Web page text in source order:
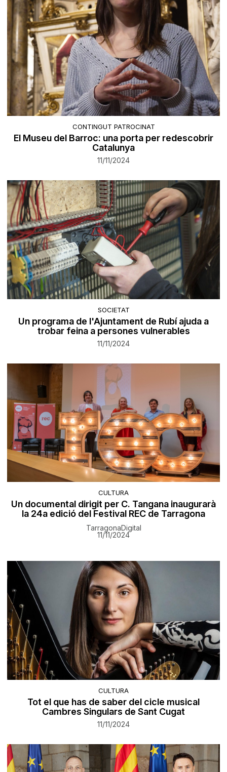
CONTINGUT PATROCINAT
El Museu del Barroc: una porta per redescobrir
Catalunya
11/11/2024
SOCIETAT
Un programa de l'Ajuntament de Rubí ajuda a
trobar feina a persones vulnerables
11/11/2024
CULTURA
Un documental dirigit per C. Tangana inaugurarà
la 24a edició del Festival REC de Tarragona
TarragonaDigital
11/11/2024
CULTURA
Tot el que has de saber del cicle musical
Cambres Singulars de Sant Cugat
11/11/2024